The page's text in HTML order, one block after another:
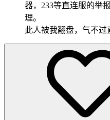
器，233等直连服的举
理。
此人被我翻盘，气不过